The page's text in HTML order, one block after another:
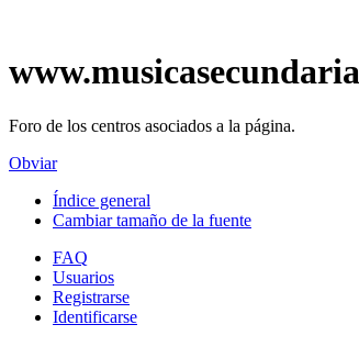
Foro de los centros asociados a la página.
Obviar
Índice general
Cambiar tamaño de la fuente
FAQ
Usuarios
Registrarse
Identificarse